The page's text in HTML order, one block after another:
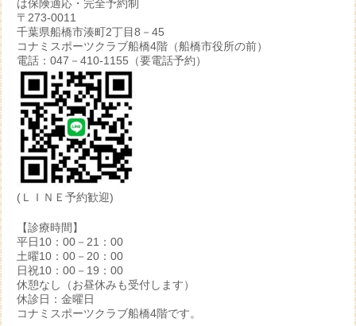
は保険適応・完全予約制
〒273-0011
千葉県船橋市湊町2丁目8－45
コナミスポーツクラブ船橋4階（船橋市役所の前）
電話：047－410-1155（要電話予約）
(ＬＩＮＥ予約歓迎)
【診療時間】
平日10：00－21：00
土曜10：00－20：00
日祝10：00－19：00
休憩なし（お昼休みも受付します）
休診日：金曜日
コナミスポーツクラブ船橋4階です。